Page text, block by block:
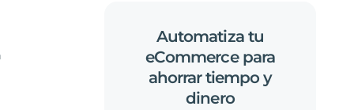
Automatiza tu
eCommerce para
ahorrar tiempo y
dinero